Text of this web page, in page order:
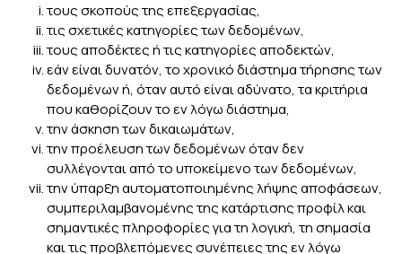
τους σκοπούς της επεξεργασίας,
τις σχετικές κατηγορίες των δεδομένων,
τους αποδέκτες ή τις κατηγορίες αποδεκτών,
εάν είναι δυνατόν, το χρονικό διάστημα τήρησης των
δεδομένων ή, όταν αυτό είναι αδύνατο, τα κριτήρια
που καθορίζουν το εν λόγω διάστημα,
την άσκηση των δικαιωμάτων,
την προέλευση των δεδομένων όταν δεν
συλλέγονται από το υποκείμενο των δεδομένων,
την ύπαρξη αυτοματοποιημένης λήψης αποφάσεων,
συμπεριλαμβανομένης της κατάρτισης προφίλ και
σημαντικές πληροφορίες για τη λογική, τη σημασία
και τις προβλεπόμενες συνέπειες της εν λόγω